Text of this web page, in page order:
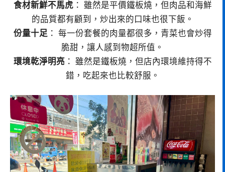
食材新鮮不馬虎： 雖然是平價鐵板燒，但肉品和海鮮
的品質都有顧到，炒出來的口味也很下飯。
份量十足： 每一份套餐的肉量都很多，青菜也會炒得
脆甜，讓人感到物超所值。
環境乾淨明亮 ： 雖然是鐵板燒，但店內環境維持得不
錯，吃起來也比較舒服。